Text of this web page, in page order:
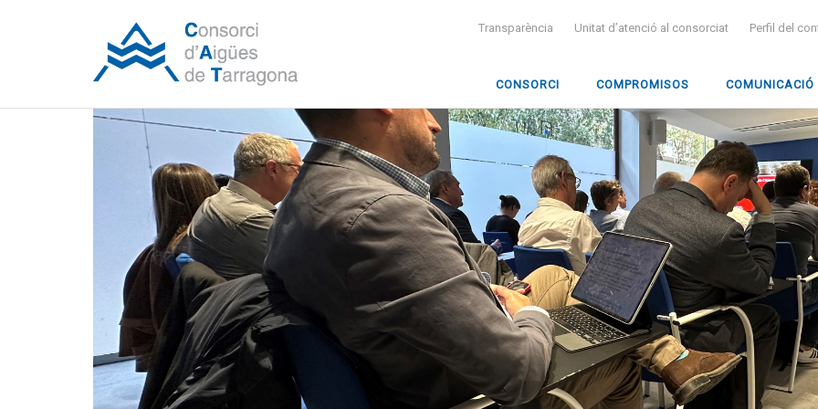
Transparència Unitat d’atenció al consorciat Perfil del
CONSORCI COMPROMISOS COMUNICACIÓ